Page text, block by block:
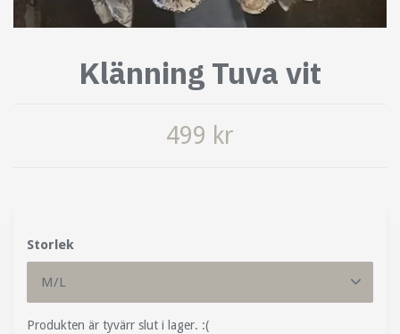
Klänning Tuva vit
499 kr
Storlek
Produkten är tyvärr slut i lager. :(